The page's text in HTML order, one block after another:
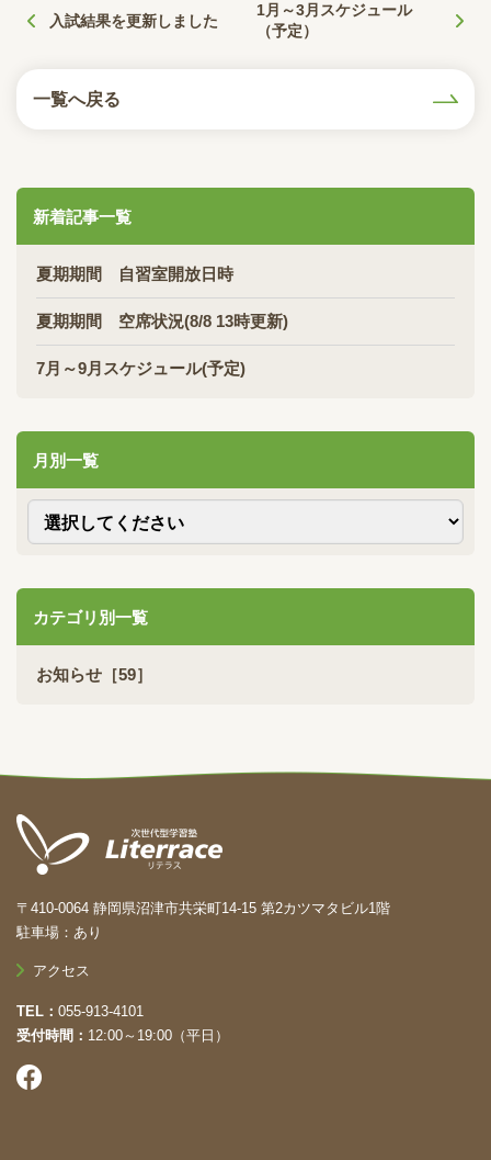
入試結果を更新しました
1月～3月スケジュール
（予定）
一覧へ戻る
新着記事一覧
夏期期間 自習室開放日時
夏期期間 空席状況(8/8 13時更新)
7月～9月スケジュール(予定)
月別一覧
カテゴリ別一覧
お知らせ［59］
〒410-0064 静岡県沼津市共栄町14-15 第2カツマタビル1階
駐車場：あり
アクセス
TEL
055-913-4101
受付時間
12:00～19:00（平日）